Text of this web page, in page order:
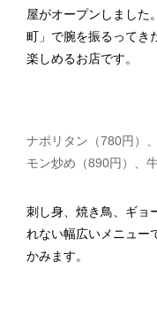
屋がオープンしました
町」で腕を振るってき
楽しめるお店です。
ナポリタン（780円）
モン炒め（890円）、
刺し身、焼き鳥、ギョ
れない幅広いメニュー
かみます。